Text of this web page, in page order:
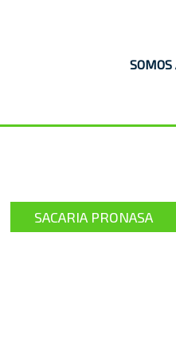
SOMOS
SACARIA PRONASA